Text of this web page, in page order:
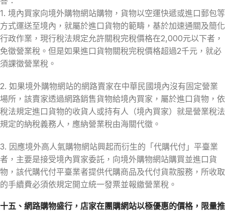
1. 境內買家向境外購物網站購物，貨物以空運快遞或進口郵包等
方式運送至境內，就屬於進口貨物的範疇，基於加速通關及簡化
行政作業，現行稅法規定允許關稅完稅價格在2,000元以下者，
免徵營業稅。但是如果進口貨物關稅完稅價格超過2千元，就必
須課徵營業稅。
2. 如果境外購物網站的網路賣家在中華民國境內沒有固定營業
場所，該賣家透過網路銷售貨物給境內買家，屬於進口貨物，依
稅法規定進口貨物的收貨人或持有人（境內買家）就是營業稅法
規定的納稅義務人，應納營業稅由海關代徵。
3. 因應境外高人氣購物網站興起而衍生的「代購代付」平臺業
者，主要是接受境內買家委託，向境外購物網站購買並進口貨
物，該代購代付平臺業者提供代購商品及代付貨款服務，所收取
的手續費必須依規定開立統一發票並報繳營業稅。
十五、網路購物盛行，店家在團購網站以極優惠的價格，限量推